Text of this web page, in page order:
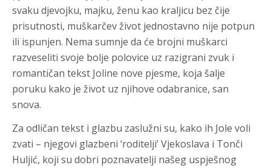
svaku djevojku, majku, ženu kao kraljicu bez čije
prisutnosti, muškarčev život jednostavno nije potpun
ili ispunjen. Nema sumnje da će brojni muškarci
razveseliti svoje bolje polovice uz razigrani zvuk i
romantičan tekst Joline nove pjesme, koja šalje
poruku kako je život uz njihove odabranice, san
snova.
Za odličan tekst i glazbu zaslužni su, kako ih Jole voli
zvati – njegovi glazbeni ‘roditelji’ Vjekoslava i Tonči
Huljić, koji su dobri poznavatelji našeg uspješnog